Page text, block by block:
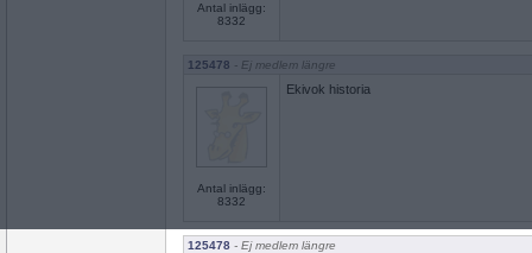
Antal inlägg:
8332
125478 - Ej medlem längre
Antal inlägg:
8332
Ekivok historia
125478 - Ej medlem längre